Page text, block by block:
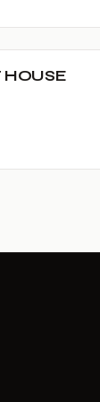
HOUSE